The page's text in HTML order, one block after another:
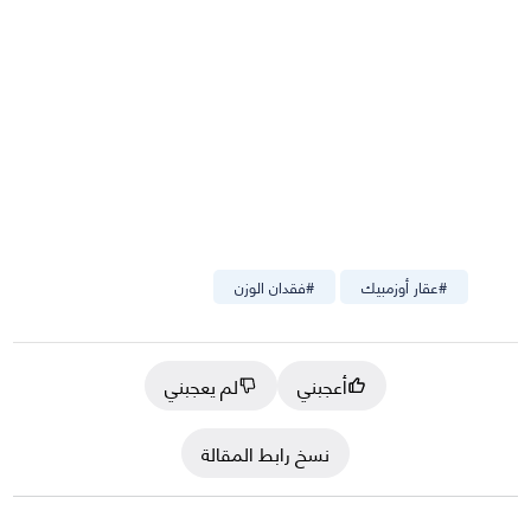
#فقدان الوزن #عقار أوزمبيك
أعجبني
لم يعجبني
نسخ رابط المقالة